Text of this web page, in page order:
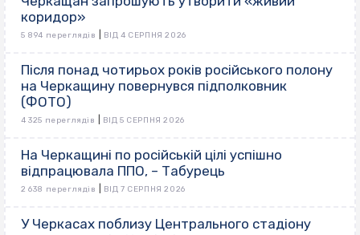
коридор»
5 894 переглядів ВІД 4 СЕРПНЯ 2026
Після понад чотирьох років російського полону
на Черкащину повернувся підполковник
(ФОТО)
4 325 переглядів ВІД 5 СЕРПНЯ 2026
На Черкащині по російській цілі успішно
відпрацювала ППО, – Табурець
2 638 переглядів ВІД 7 СЕРПНЯ 2026
У Черкасах поблизу Центрального стадіону